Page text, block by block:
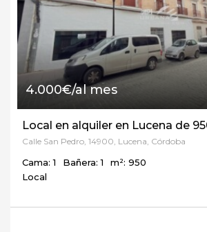
4.000€/al mes
Local en alquiler en Lucena de
Calle San Pedro, 14900, Lucena, Córdoba
Cama: 1 Bañera: 1
m²: 950
Local